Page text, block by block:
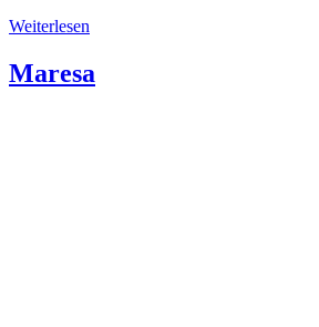
Weiterlesen
Maresa